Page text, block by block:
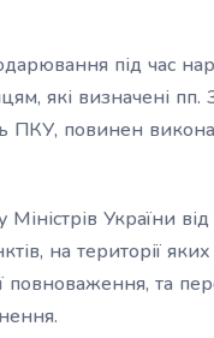
під час
які визначені пп.
повинен
Міністрів України
на території
та